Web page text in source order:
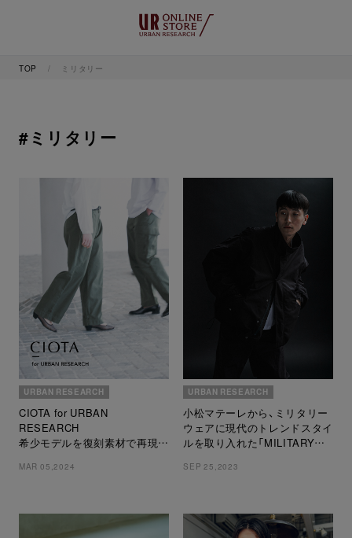
TOP ミリタリー
#ミリタリー
URBAN RESEARCH
CIOTA for URBAN
RESEARCH
希少モデルを復刻素材で再現し
ース
MAR 05,2024
URBAN RESEARCH
小松マテーレから、ミリタリー
ウェアに現代のトレンドスタイ
ルを取り入れた「MILITARY
SEP 25,2023